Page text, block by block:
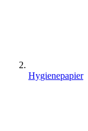
Hygienepapier